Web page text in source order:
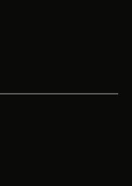
tab
in a new tab
tab